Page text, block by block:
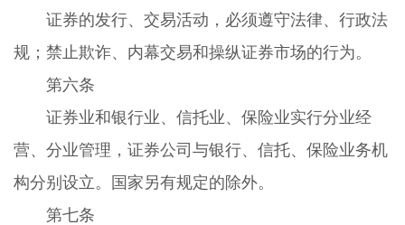
证券的发行、交易活动，必须遵守法律、行政法
规；禁止欺诈、内幕交易和操纵证券市场的行为。
第六条
证券业和银行业、信托业、保险业实行分业经
营、分业管理，证券公司与银行、信托、保险业务机
构分别设立。国家另有规定的除外。
第七条